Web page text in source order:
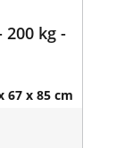
kg -
67 x 85 cm